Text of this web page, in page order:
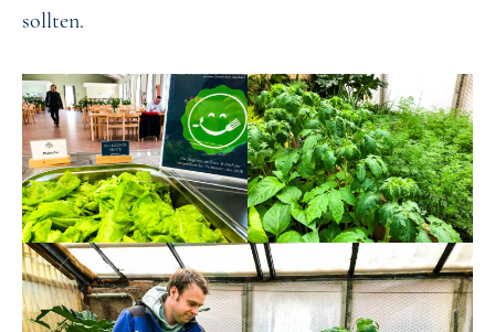
sollten.